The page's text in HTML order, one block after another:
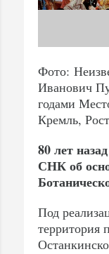
Фото:
Иванович
годами
Кремль,
80 лет
СНК об
Под
территория